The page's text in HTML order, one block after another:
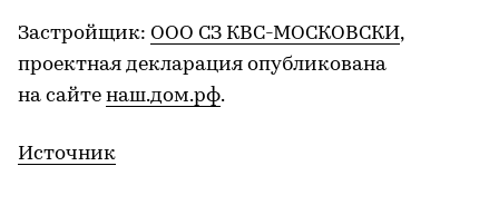
Застройщик: ООО СЗ КВС-МОСКОВСКИ,
проектная декларация опубликована
на сайте наш.дом.рф.
Источник